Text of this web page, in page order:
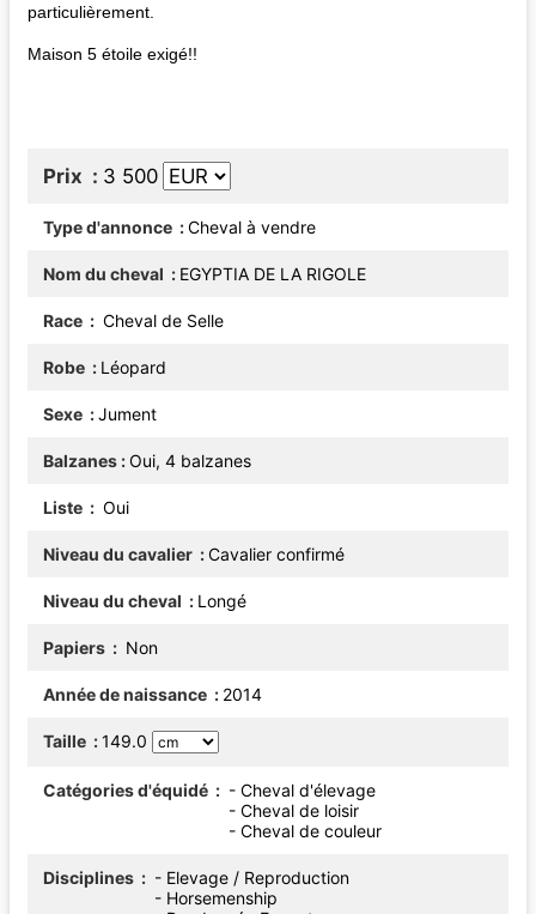
particulièrement.
Maison 5 étoile exigé!!
Prix 3 500
Type d'annonce Cheval à vendre
Nom du cheval EGYPTIA DE LA RIGOLE
Race Cheval de Selle
Robe Léopard
Sexe Jument
Balzanes Oui, 4 balzanes
Liste Oui
Niveau du cavalier Cavalier confirmé
Niveau du cheval Longé
Papiers Non
Année de naissance 2014
Taille 149.0
Catégories d'équidé
- Cheval d'élevage
- Cheval de loisir
- Cheval de couleur
Disciplines
- Elevage / Reproduction
- Horsemenship